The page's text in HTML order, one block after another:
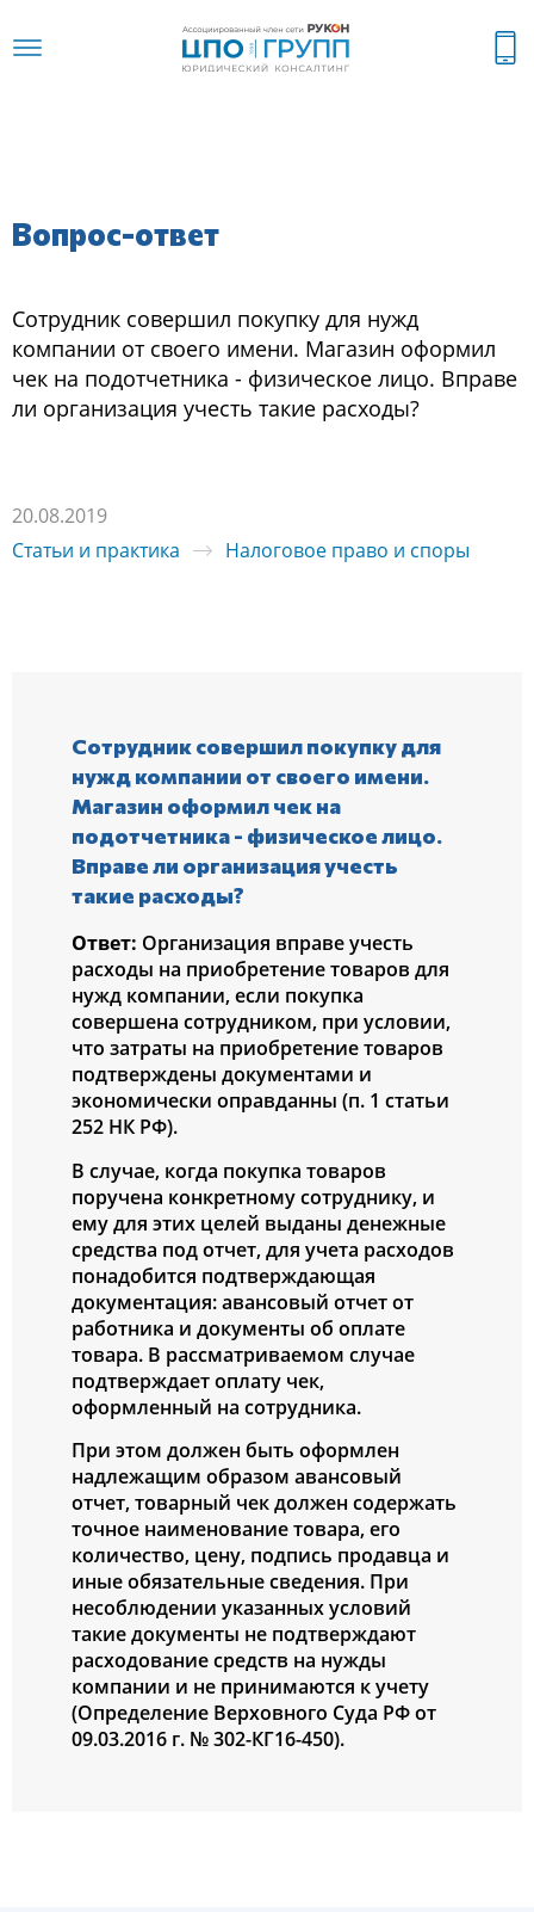
Вопрос-ответ
Сотрудник совершил покупку для нужд
компании от своего имени. Магазин оформил
чек на подотчетника - физическое лицо. Вправе
ли организация учесть такие расходы?
20.08.2019
Статьи и практика
Налоговое право и споры
Сотрудник совершил покупку для
нужд компании от своего имени.
Магазин оформил чек на
подотчетника - физическое лицо.
Вправе ли организация учесть
такие расходы?
Ответ: Организация вправе учесть
расходы на приобретение товаров для
нужд компании, если покупка
совершена сотрудником, при условии,
что затраты на приобретение товаров
подтверждены документами и
экономически оправданны (п. 1 статьи
252 НК РФ).
В случае, когда покупка товаров
поручена конкретному сотруднику, и
ему для этих целей выданы денежные
средства под отчет, для учета расходов
понадобится подтверждающая
документация: авансовый отчет от
работника и документы об оплате
товара. В рассматриваемом случае
подтверждает оплату чек,
оформленный на сотрудника.
При этом должен быть оформлен
надлежащим образом авансовый
отчет, товарный чек должен содержать
точное наименование товара, его
количество, цену, подпись продавца и
иные обязательные сведения. При
несоблюдении указанных условий
такие документы не подтверждают
расходование средств на нужды
компании и не принимаются к учету
(Определение Верховного Суда РФ от
09.03.2016 г. № 302-КГ16-450).